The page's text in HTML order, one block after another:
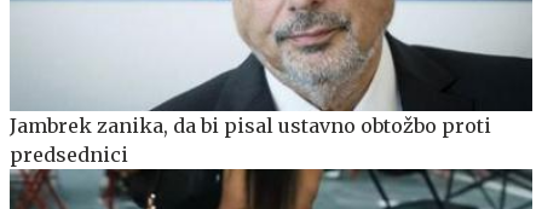
Jambrek zanika, da bi pisal ustavno obtožbo proti
predsednici